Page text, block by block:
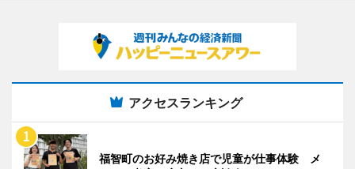
アクセスランキング
福智町のお好み焼き店で児童が仕事体験 メ